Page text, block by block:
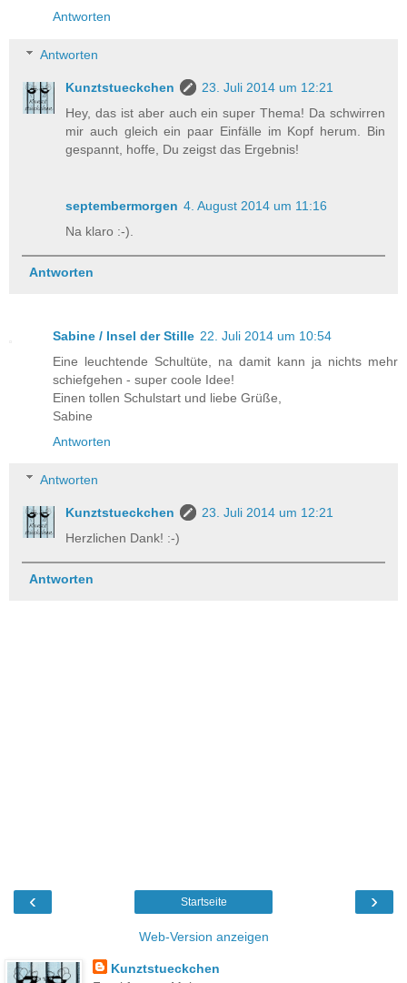
Antworten
Antworten
Kunztstueckchen
23. Juli 2014 um 12:21
Hey, das ist aber auch ein super Thema! Da schwirren
mir auch gleich ein paar Einfälle im Kopf herum. Bin
gespannt, hoffe, Du zeigst das Ergebnis!
septembermorgen 4. August 2014 um 11:16
Na klaro :-).
Antworten
Sabine / Insel der Stille 22. Juli 2014 um 10:54
Eine leuchtende Schultüte, na damit kann ja nichts mehr
schiefgehen - super coole Idee!
Einen tollen Schulstart und liebe Grüße,
Sabine
Antworten
Antworten
Kunztstueckchen
23. Juli 2014 um 12:21
Herzlichen Dank! :-)
Antworten
‹ ›
Startseite
Web-Version anzeigen
Kunztstueckchen